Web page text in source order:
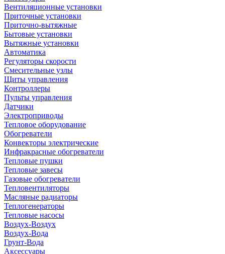
Вентиляционные установки
Приточные установки
Приточно-вытяжные
Бытовые установки
Вытяжные установки
Автоматика
Регуляторы скорости
Смесительные узлы
Щиты управления
Контроллеры
Пульты управления
Датчики
Электроприводы
Тепловое оборудование
Обогреватели
Конвекторы электрические
Инфракрасные обогреватели
Тепловые пушки
Тепловые завесы
Газовые обогреватели
Тепловентиляторы
Масляные радиаторы
Теплогенераторы
Тепловые насосы
Воздух-Воздух
Воздух-Вода
Грунт-Вода
Аксессуары